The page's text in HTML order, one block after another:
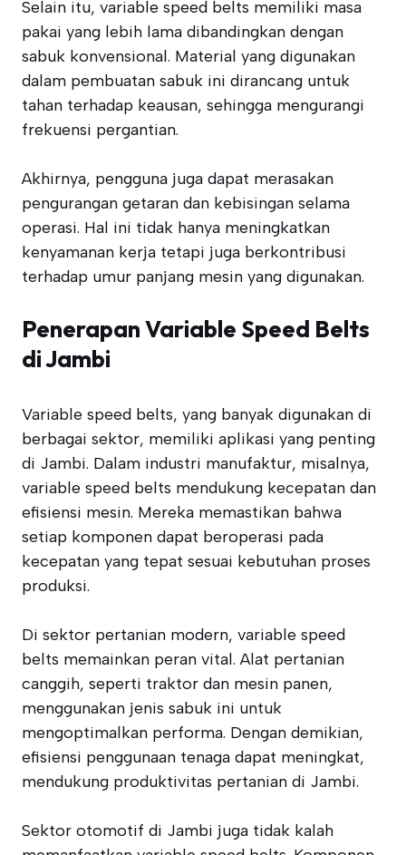
Selain itu, variable speed belts memiliki masa
pakai yang lebih lama dibandingkan dengan
sabuk konvensional. Material yang digunakan
dalam pembuatan sabuk ini dirancang untuk
tahan terhadap keausan, sehingga mengurangi
frekuensi pergantian.
Akhirnya, pengguna juga dapat merasakan
pengurangan getaran dan kebisingan selama
operasi. Hal ini tidak hanya meningkatkan
kenyamanan kerja tetapi juga berkontribusi
terhadap umur panjang mesin yang digunakan.
Penerapan Variable Speed Belts
di Jambi
Variable speed belts, yang banyak digunakan di
berbagai sektor, memiliki aplikasi yang penting
di Jambi. Dalam industri manufaktur, misalnya,
variable speed belts mendukung kecepatan dan
efisiensi mesin. Mereka memastikan bahwa
setiap komponen dapat beroperasi pada
kecepatan yang tepat sesuai kebutuhan proses
produksi.
Di sektor pertanian modern, variable speed
belts memainkan peran vital. Alat pertanian
canggih, seperti traktor dan mesin panen,
menggunakan jenis sabuk ini untuk
mengoptimalkan performa. Dengan demikian,
efisiensi penggunaan tenaga dapat meningkat,
mendukung produktivitas pertanian di Jambi.
Sektor otomotif di Jambi juga tidak kalah